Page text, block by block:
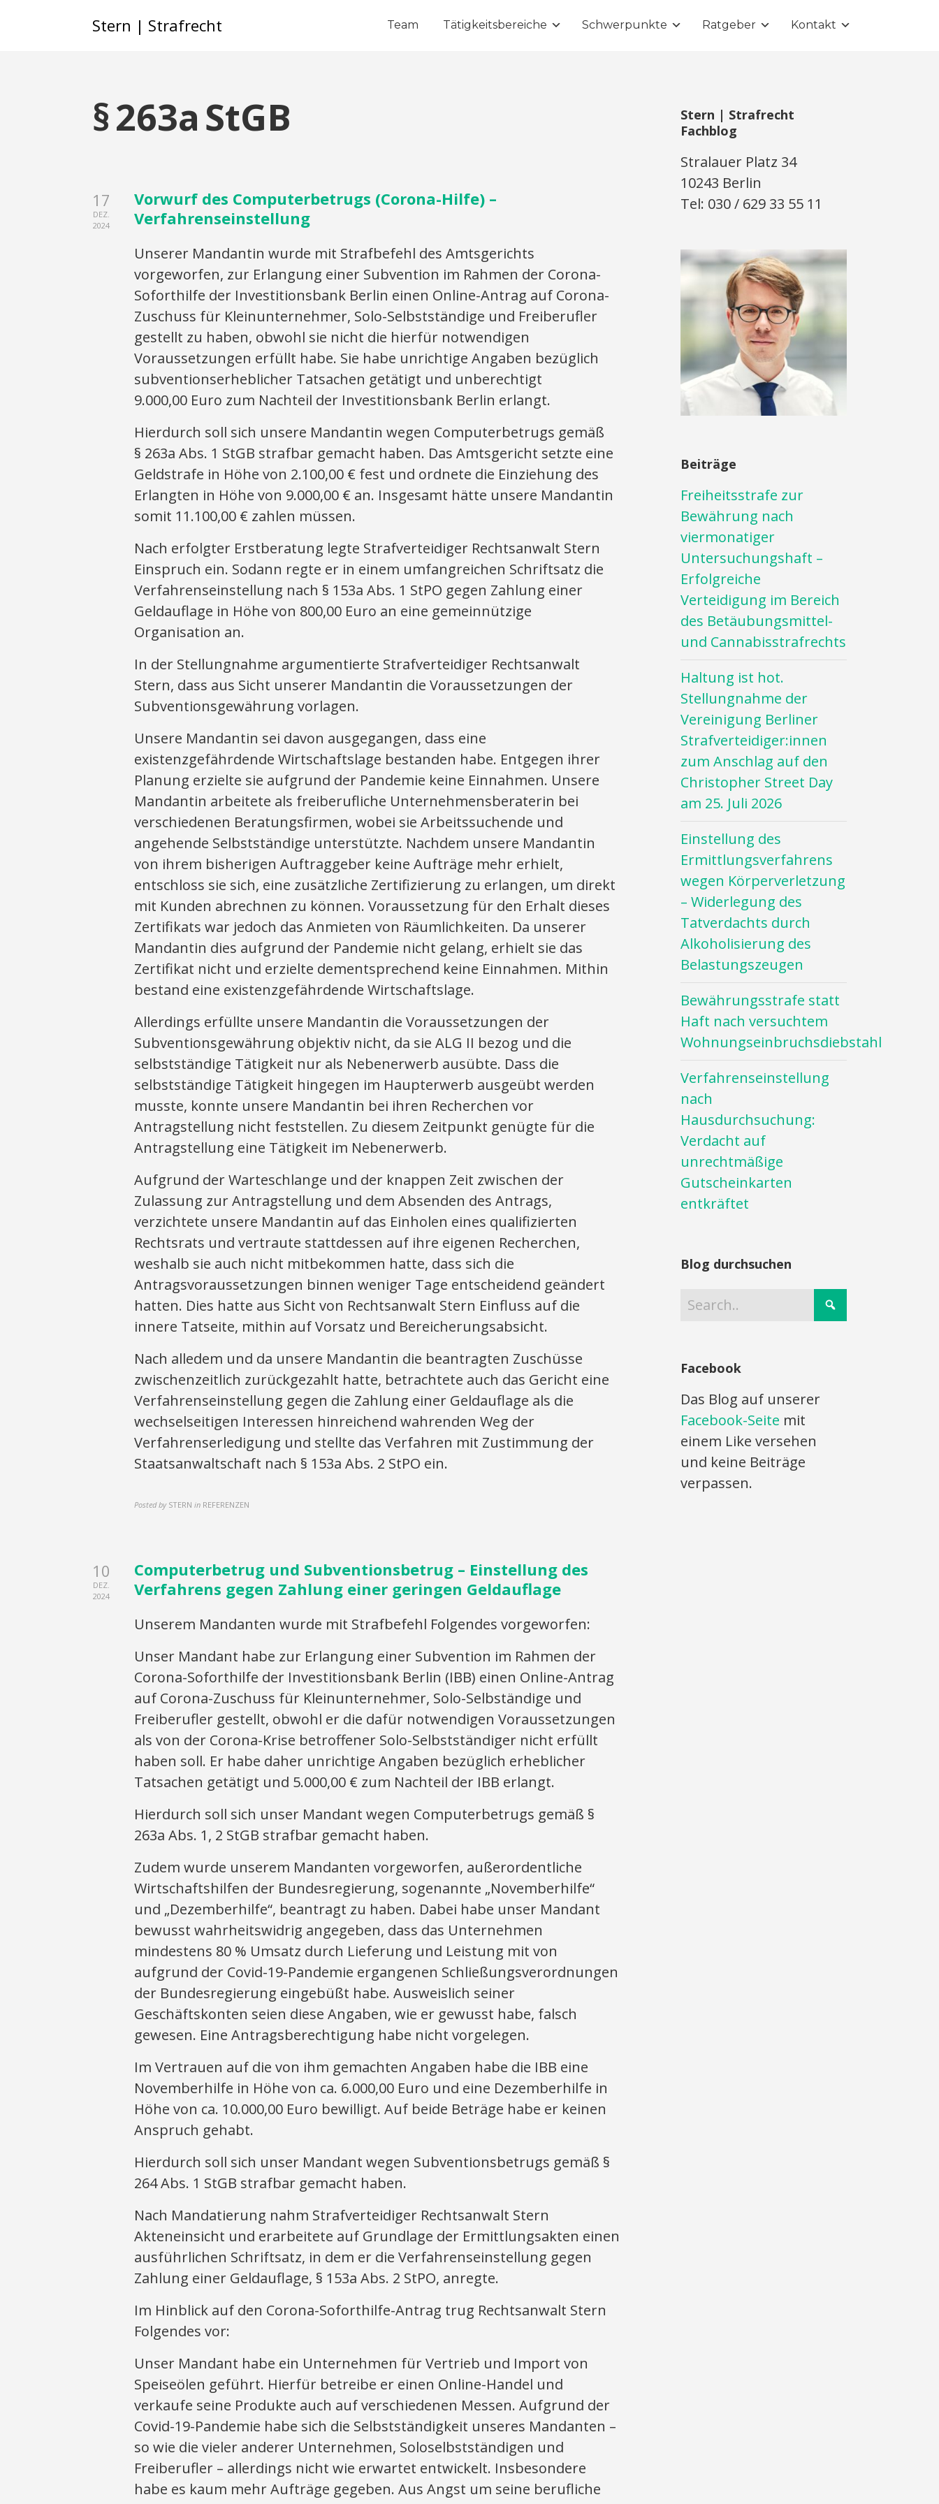
Stern | Strafrecht Team Tätigkeitsbereiche Schwerpunkte Ratgeber Kontakt
§ 263a StGB
17
DEZ.
2024
Vorwurf des Computerbetrugs (Corona-Hilfe) –
Verfahrenseinstellung
Unserer Mandantin wurde mit Strafbefehl des Amtsgerichts
vorgeworfen, zur Erlangung einer Subvention im Rahmen der Corona-
Soforthilfe der Investitionsbank Berlin einen Online-Antrag auf Corona-
Zuschuss für Kleinunternehmer, Solo-Selbstständige und Freiberufler
gestellt zu haben, obwohl sie nicht die hierfür notwendigen
Voraussetzungen erfüllt habe. Sie habe unrichtige Angaben bezüglich
subventionserheblicher Tatsachen getätigt und unberechtigt
9.000,00 Euro zum Nachteil der Investitionsbank Berlin erlangt.
Hierdurch soll sich unsere Mandantin wegen Computerbetrugs gemäß
§ 263a Abs. 1 StGB strafbar gemacht haben. Das Amtsgericht setzte eine
Geldstrafe in Höhe von 2.100,00 € fest und ordnete die Einziehung des
Erlangten in Höhe von 9.000,00 € an. Insgesamt hätte unsere Mandantin
somit 11.100,00 € zahlen müssen.
Nach erfolgter Erstberatung legte Strafverteidiger Rechtsanwalt Stern
Einspruch ein. Sodann regte er in einem umfangreichen Schriftsatz die
Verfahrenseinstellung nach § 153a Abs. 1 StPO gegen Zahlung einer
Geldauflage in Höhe von 800,00 Euro an eine gemeinnützige
Organisation an.
In der Stellungnahme argumentierte Strafverteidiger Rechtsanwalt
Stern, dass aus Sicht unserer Mandantin die Voraussetzungen der
Subventionsgewährung vorlagen.
Unsere Mandantin sei davon ausgegangen, dass eine
existenzgefährdende Wirtschaftslage bestanden habe. Entgegen ihrer
Planung erzielte sie aufgrund der Pandemie keine Einnahmen. Unsere
Mandantin arbeitete als freiberufliche Unternehmensberaterin bei
verschiedenen Beratungsfirmen, wobei sie Arbeitssuchende und
angehende Selbstständige unterstützte. Nachdem unsere Mandantin
von ihrem bisherigen Auftraggeber keine Aufträge mehr erhielt,
entschloss sie sich, eine zusätzliche Zertifizierung zu erlangen, um direkt
mit Kunden abrechnen zu können. Voraussetzung für den Erhalt dieses
Zertifikats war jedoch das Anmieten von Räumlichkeiten. Da unserer
Mandantin dies aufgrund der Pandemie nicht gelang, erhielt sie das
Zertifikat nicht und erzielte dementsprechend keine Einnahmen. Mithin
bestand eine existenzgefährdende Wirtschaftslage.
Allerdings erfüllte unsere Mandantin die Voraussetzungen der
Subventionsgewährung objektiv nicht, da sie ALG II bezog und die
selbstständige Tätigkeit nur als Nebenerwerb ausübte. Dass die
selbstständige Tätigkeit hingegen im Haupterwerb ausgeübt werden
musste, konnte unsere Mandantin bei ihren Recherchen vor
Antragstellung nicht feststellen. Zu diesem Zeitpunkt genügte für die
Antragstellung eine Tätigkeit im Nebenerwerb.
Aufgrund der Warteschlange und der knappen Zeit zwischen der
Zulassung zur Antragstellung und dem Absenden des Antrags,
verzichtete unsere Mandantin auf das Einholen eines qualifizierten
Rechtsrats und vertraute stattdessen auf ihre eigenen Recherchen,
weshalb sie auch nicht mitbekommen hatte, dass sich die
Antragsvoraussetzungen binnen weniger Tage entscheidend geändert
hatten. Dies hatte aus Sicht von Rechtsanwalt Stern Einfluss auf die
innere Tatseite, mithin auf Vorsatz und Bereicherungsabsicht.
Nach alledem und da unsere Mandantin die beantragten Zuschüsse
zwischenzeitlich zurückgezahlt hatte, betrachtete auch das Gericht eine
Verfahrenseinstellung gegen die Zahlung einer Geldauflage als die
wechselseitigen Interessen hinreichend wahrenden Weg der
Verfahrenserledigung und stellte das Verfahren mit Zustimmung der
Staatsanwaltschaft nach § 153a Abs. 2 StPO ein.
Posted by STERN in REFERENZEN
10
DEZ.
2024
Computerbetrug und Subventionsbetrug – Einstellung des
Verfahrens gegen Zahlung einer geringen Geldauflage
Unserem Mandanten wurde mit Strafbefehl Folgendes vorgeworfen:
Unser Mandant habe zur Erlangung einer Subvention im Rahmen der
Corona-Soforthilfe der Investitionsbank Berlin (IBB) einen Online-Antrag
auf Corona-Zuschuss für Kleinunternehmer, Solo-Selbständige und
Freiberufler gestellt, obwohl er die dafür notwendigen Voraussetzungen
als von der Corona-Krise betroffener Solo-Selbstständiger nicht erfüllt
haben soll. Er habe daher unrichtige Angaben bezüglich erheblicher
Tatsachen getätigt und 5.000,00 € zum Nachteil der IBB erlangt.
Hierdurch soll sich unser Mandant wegen Computerbetrugs gemäß §
263a Abs. 1, 2 StGB strafbar gemacht haben.
Zudem wurde unserem Mandanten vorgeworfen, außerordentliche
Wirtschaftshilfen der Bundesregierung, sogenannte „Novemberhilfe“
und „Dezemberhilfe“, beantragt zu haben. Dabei habe unser Mandant
bewusst wahrheitswidrig angegeben, dass das Unternehmen
mindestens 80 % Umsatz durch Lieferung und Leistung mit von
aufgrund der Covid-19-Pandemie ergangenen Schließungsverordnungen
der Bundesregierung eingebüßt habe. Ausweislich seiner
Geschäftskonten seien diese Angaben, wie er gewusst habe, falsch
gewesen. Eine Antragsberechtigung habe nicht vorgelegen.
Im Vertrauen auf die von ihm gemachten Angaben habe die IBB eine
Novemberhilfe in Höhe von ca. 6.000,00 Euro und eine Dezemberhilfe in
Höhe von ca. 10.000,00 Euro bewilligt. Auf beide Beträge habe er keinen
Anspruch gehabt.
Hierdurch soll sich unser Mandant wegen Subventionsbetrugs gemäß §
264 Abs. 1 StGB strafbar gemacht haben.
Nach Mandatierung nahm Strafverteidiger Rechtsanwalt Stern
Akteneinsicht und erarbeitete auf Grundlage der Ermittlungsakten einen
ausführlichen Schriftsatz, in dem er die Verfahrenseinstellung gegen
Zahlung einer Geldauflage, § 153a Abs. 2 StPO, anregte.
Im Hinblick auf den Corona-Soforthilfe-Antrag trug Rechtsanwalt Stern
Folgendes vor:
Unser Mandant habe ein Unternehmen für Vertrieb und Import von
Speiseölen geführt. Hierfür betreibe er einen Online-Handel und
verkaufe seine Produkte auch auf verschiedenen Messen. Aufgrund der
Covid-19-Pandemie habe sich die Selbstständigkeit unseres Mandanten –
so wie die vieler anderer Unternehmen, Soloselbstständigen und
Freiberufler – allerdings nicht wie erwartet entwickelt. Insbesondere
habe es kaum mehr Aufträge gegeben. Aus Angst um seine berufliche
Stern | Strafrecht
Fachblog
Stralauer Platz 34
10243 Berlin
Tel: 030 / 629 33 55 11
Beiträge
Freiheitsstrafe zur
Bewährung nach
viermonatiger
Untersuchungshaft –
Erfolgreiche
Verteidigung im Bereich
des Betäubungsmittel-
und Cannabisstrafrechts
Haltung ist hot.
Stellungnahme der
Vereinigung Berliner
Strafverteidiger:innen
zum Anschlag auf den
Christopher Street Day
am 25. Juli 2026
Einstellung des
Ermittlungsverfahrens
wegen Körperverletzung
– Widerlegung des
Tatverdachts durch
Alkoholisierung des
Belastungszeugen
Bewährungsstrafe statt
Haft nach versuchtem
Wohnungseinbruchsdiebstahl
Verfahrenseinstellung
nach
Hausdurchsuchung:
Verdacht auf
unrechtmäßige
Gutscheinkarten
entkräftet
Blog durchsuchen
Facebook
Das Blog auf unserer
Facebook-Seite mit
einem Like versehen
und keine Beiträge
verpassen.